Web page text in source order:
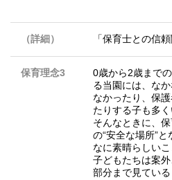
（詳細） 「保育士との信頼
保育理念3
0歳から2歳まで
る当園には、な
なかったり、保
たりする子も多く
そんなときに、
の“安全な場所”
なに素晴らしいこ
子どもたちは案
部分まで見てい